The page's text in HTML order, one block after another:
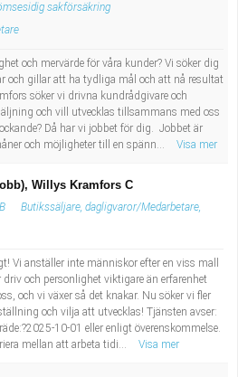
sakförsäkring
och mervärde för våra kunder? Vi söker dig
och gillar att ha tydliga mål och att nå resultat
söker vi drivna kundrådgivare och
och vill utvecklas tillsammans med oss
Då har vi jobbet för dig. Jobbet är
och möjligheter till en spänn...
Visa mer
Willys Kramfors C
Butikssäljare, dagligvaror/Medarbetare,
Vi anställer inte människor efter en viss mall
och personlighet viktigare än erfarenhet
och vi växer så det knakar. Nu söker vi fler
och vilja att utvecklas! Tjänsten avser:
10-01 eller enligt överenskommelse.
mellan att arbeta tidi...
Visa mer